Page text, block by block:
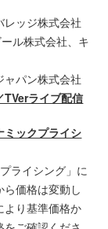
ッジ株式会社
ル株式会社、キ
ャパン株式会社
TVerライブ配信
ミックプライシ
ライシング」に
価格は変動し
より基準価格か